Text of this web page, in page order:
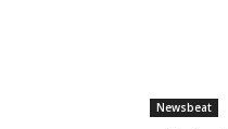
Newsbeat